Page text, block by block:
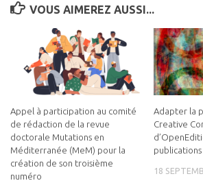
VOUS AIMEREZ AUSSI...
Appel à participation au comité
de rédaction de la revue
doctorale Mutations en
Méditerranée (MeM) pour la
création de son troisième
numéro
Adapter la
Creative
18